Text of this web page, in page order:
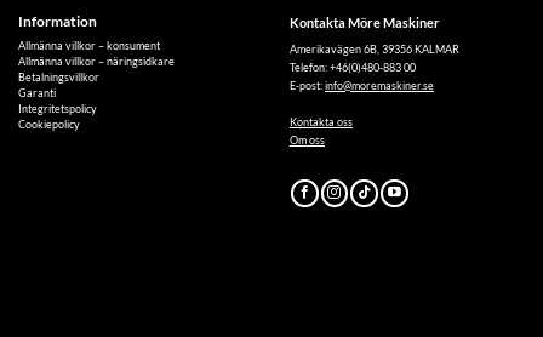
Information
Allmänna villkor – konsument
Allmänna villkor – näringsidkare
Betalningsvillkor
Garanti
Integritetspolicy
Cookiepolicy
Kontakta Möre Maskiner
Amerikavägen 6B, 39356 KALMAR
Telefon: +46(0)480-883 00
E-post:info@moremaskiner.se
Kontakta oss
Om oss